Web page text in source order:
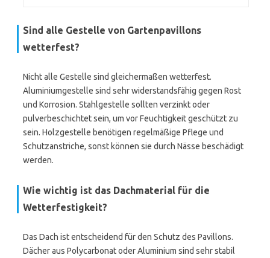
Sind alle Gestelle von Gartenpavillons
wetterfest?
Nicht alle Gestelle sind gleichermaßen wetterfest.
Aluminiumgestelle sind sehr widerstandsfähig gegen Rost
und Korrosion. Stahlgestelle sollten verzinkt oder
pulverbeschichtet sein, um vor Feuchtigkeit geschützt zu
sein. Holzgestelle benötigen regelmäßige Pflege und
Schutzanstriche, sonst können sie durch Nässe beschädigt
werden.
Wie wichtig ist das Dachmaterial für die
Wetterfestigkeit?
Das Dach ist entscheidend für den Schutz des Pavillons.
Dächer aus Polycarbonat oder Aluminium sind sehr stabil